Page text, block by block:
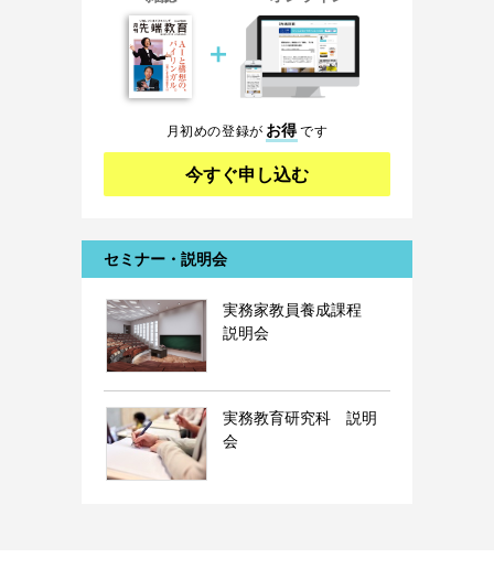
＋
月初めの登録が お得です
今すぐ申し込む
セミナー・説明会
実務家教員養成課程
説明会
実務教育研究科 説明
会